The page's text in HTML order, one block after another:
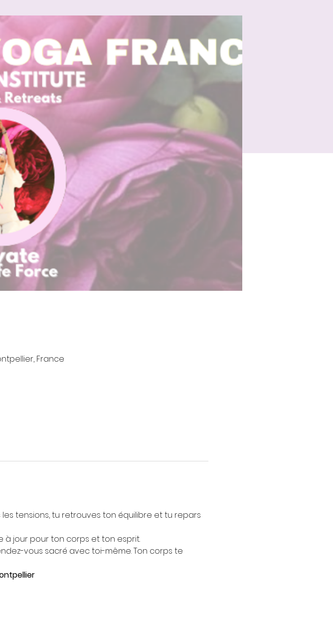
France
les tensions, tu retrouves ton équilibre et tu repars
à jour pour ton corps et ton esprit.
vous sacré avec toi-même. Ton corps te